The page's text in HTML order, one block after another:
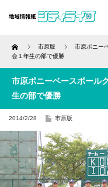
Home 市原版
市原ポニー
会１年生の部で優勝
市原ポニーベースボール
生の部で優勝
2014/2/28 市原版